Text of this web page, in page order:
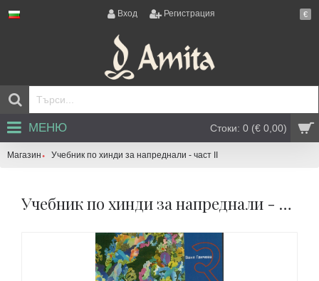
Вход Регистрация €
Стоки: 0 (€ 0,00)
МЕНЮ
Магазин Учебник по хинди за напреднали - част II
Учебник по хинди за напреднали - част II